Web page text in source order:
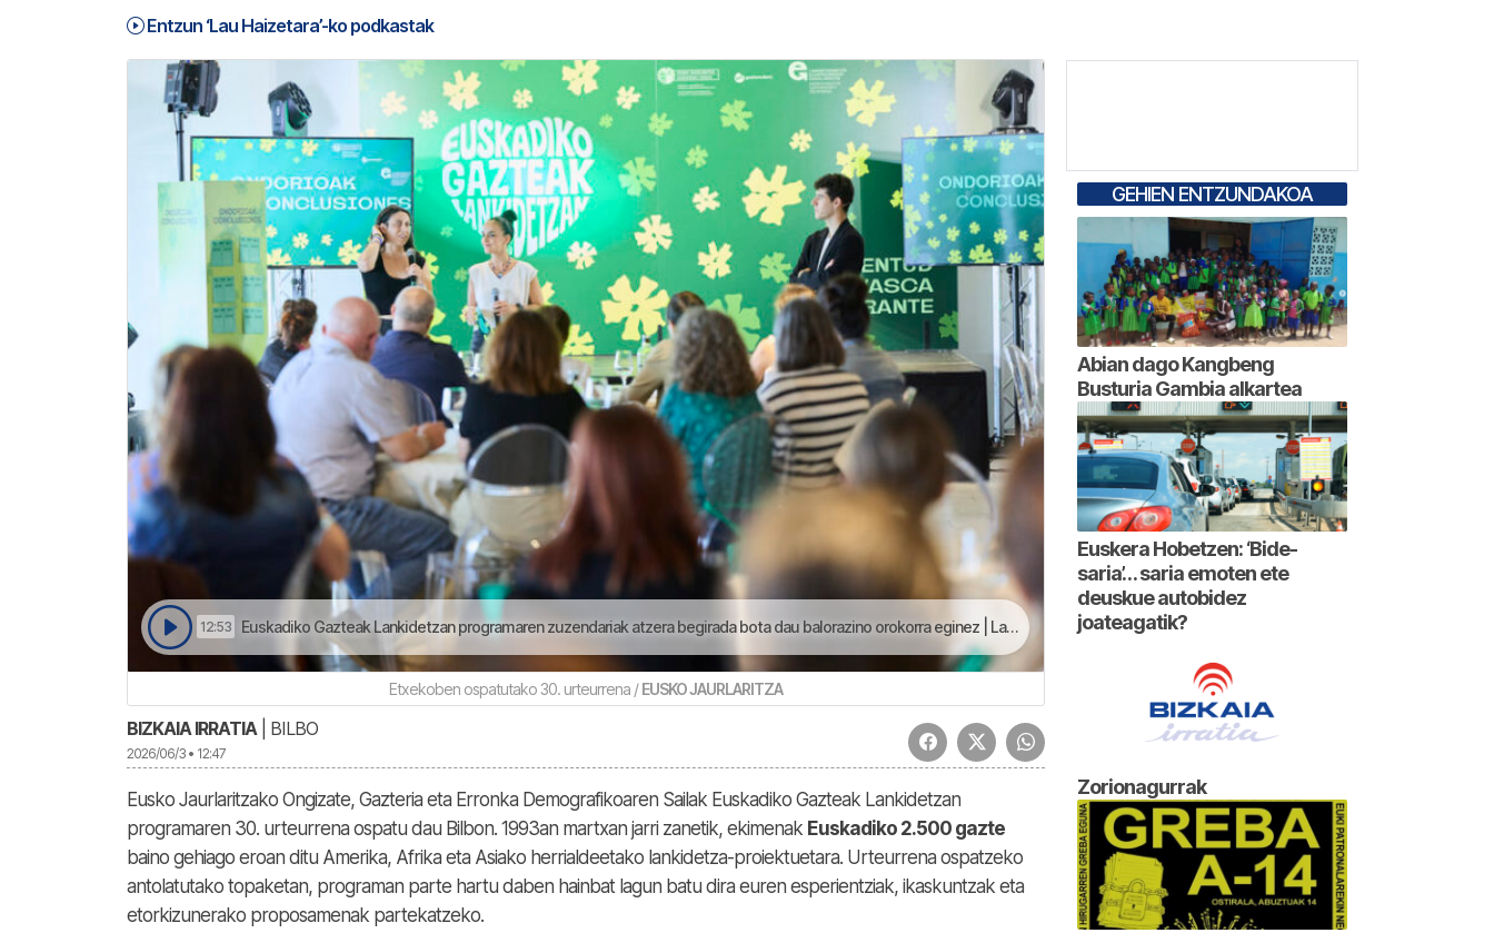
Entzun ‘Lau Haizetara’-ko podkastak
12:53 Euskadiko Gazteak Lankidetzan programaren zuzendariak atzera begirada bota dau balorazino orokorra eginez | Lau Haizetara
Etxekoben ospatutako 30. urteurrena /EUSKO JAURLARITZA
BIZKAIA IRRATIA| BILBO
2026/06/3 • 12:47
Eusko Jaurlaritzako Ongizate, Gazteria eta Erronka Demografikoaren Sailak Euskadiko Gazteak Lankidetzan
programaren 30. urteurrena ospatu dau Bilbon. 1993an martxan jarri zanetik, ekimenak Euskadiko 2.500 gazte
baino gehiago eroan ditu Amerika, Afrika eta Asiako herrialdeetako lankidetza-proiektuetara. Urteurrena ospatzeko
antolatutako topaketan, programan parte hartu daben hainbat lagun batu dira euren esperientziak, ikaskuntzak eta
etorkizunerako proposamenak partekatzeko.
GEHIEN ENTZUNDAKOA
Abian dago Kangbeng
Busturia Gambia alkartea
Euskera Hobetzen: ‘Bide-
saria’… saria emoten ete
deuskue autobidez
joateagatik?
Zorionagurrak